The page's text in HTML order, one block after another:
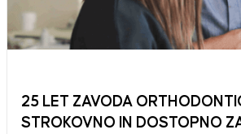
25 LET ZAVODA
STROKOVNO IN DOSTOPNO